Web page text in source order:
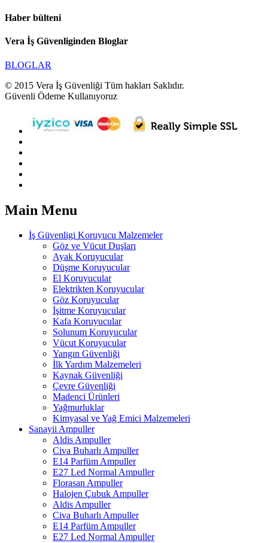
Haber bülteni
Vera İş Güvenliginden Bloglar
BLOGLAR
© 2015 Vera İş Güvenliği Tüm hakları Saklıdır.
Güvenli Ödeme Kullanıyoruz
Main Menu
İş Güvenligi Koruyucu Malzemeler
Göz ve Vücut Duşları
Ayak Koruyucular
Düşme Koruyucular
El Koruyucular
Elektrikten Koruyucular
Göz Koruyucular
İşitme Koruyucular
Kafa Koruyucular
Solunum Koruyucular
Vücut Koruyucular
Yangın Güvenliği
İlk Yardım Malzemeleri
Kaynak Güvenliği
Çevre Güvenliği
Madenci Ürünleri
Yağmurluklar
Kimyasal ve Yağ Emici Malzemeleri
Sanayii Ampuller
Aldis Ampuller
Civa Buharlı Ampuller
E14 Parfüm Ampuller
E27 Led Normal Ampuller
Florasan Ampuller
Halojen Çubuk Ampuller
Aldis Ampuller
Civa Buharlı Ampuller
E14 Parfüm Ampuller
E27 Led Normal Ampuller